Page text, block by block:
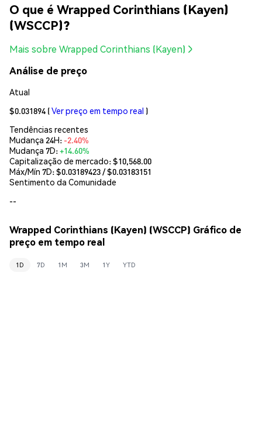
O que é Wrapped Corinthians (Kayen)
(WSCCP)?
Mais sobre Wrapped Corinthians (Kayen)
Análise de preço
Atual
$0.031894 (Ver preço em tempo real )
Tendências recentes
Mudança 24H: -2.40%
Mudança 7D:+14.60%
Capitalização de mercado:$10,568.00
Máx/Mín 7D: $0.03189423/ $0.03183151
Sentimento da Comunidade
--
Wrapped Corinthians (Kayen) (WSCCP) Gráfico de
preço em tempo real
1D 7D 1M 3M 1Y YTD